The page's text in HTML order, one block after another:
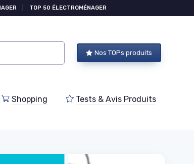
TOP 50 ÉLECTROMÉNAGER
Nos TOPs produits
Shopping Tests & Avis Produits